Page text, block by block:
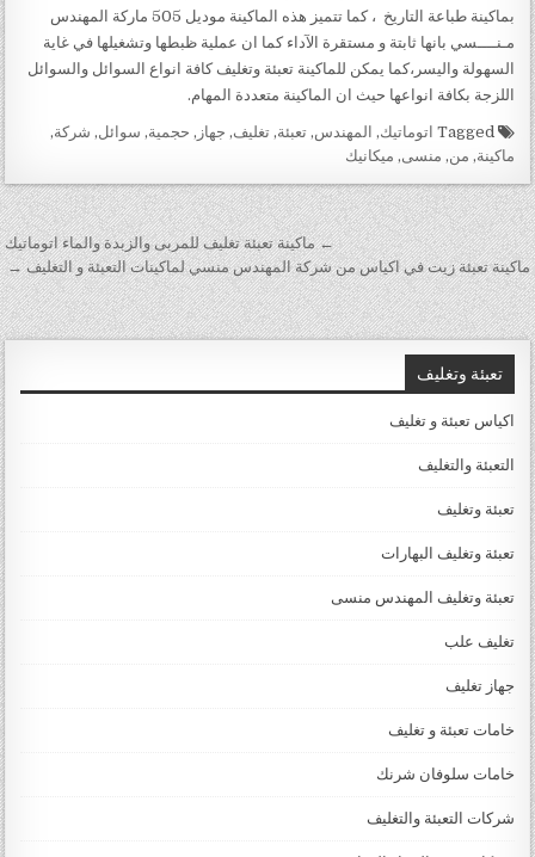
بماكينة طباعة التاريخ ، كما تتميز هذه الماكينة موديل 505 ماركة المهندس
مـنــــسي بانها ثابتة و مستقرة الآداء كما ان عملية ظبطها وتشغيلها في غاية
السهولة واليسر،كما يمكن للماكينة تعبئة وتغليف كافة انواع السوائل والسوائل
اللزجة بكافة انواعها حيث ان الماكينة متعددة المهام.
Tagged اتوماتيك, المهندس,تعبئة,تغليف, جهاز , حجمية, سوائل, شركة,
ماكينة, من, منسى, ميكانيك
تصفّح المقالات← ماكينة تعبئة تغليف للمربى والزبدة والماء اتوماتيك
ماكينة تعبئة زيت في اكياس من شركة المهندس منسي لماكينات التعبئة و التغليف →
تعبئة وتغليف
اكياس تعبئة و تغليف
التعبئة والتغليف
تعبئة وتغليف
تعبئة وتغليف البهارات
تعبئة وتغليف المهندس منسى
تغليف علب
جهاز تغليف
خامات تعبئة و تغليف
خامات سلوفان شرنك
شركات التعبئة والتغليف